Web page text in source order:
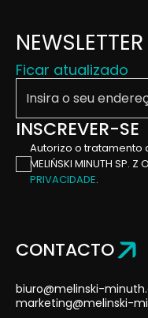
NEWSLETTER
Ficar atualizado
INSCREVER-SE
Autorizo ​​o tratamento
MELIŃSKI MINUTH SP.
PRIVACIDADE.
CONTACTO
biuro@melinski-
marketing@melinski-